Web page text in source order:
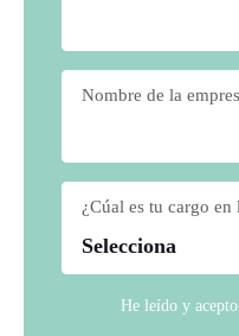
Nombre de la
¿Cúal es tu cargo en
He leído y